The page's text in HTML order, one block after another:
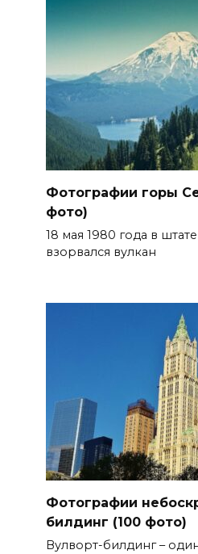
Фотографии горы
фото)
18 мая 1980 года в
взорвался вулкан
Фотографии
билдинг (100 фото)
Вулворт-билдинг –